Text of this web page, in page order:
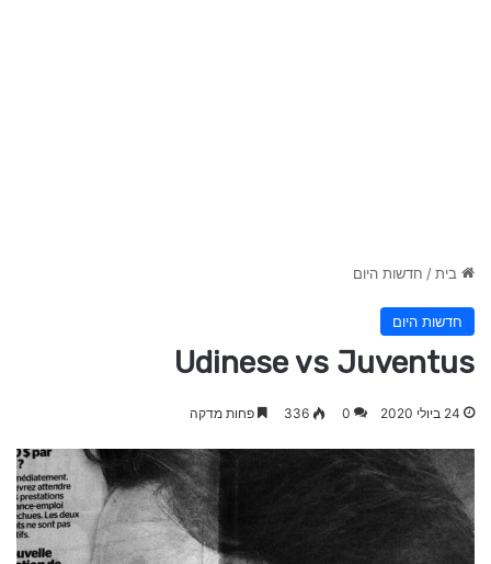
בית/ חדשות היום
חדשות היום
Udinese vs Juventus
24 ביולי 2020 0
336 פחות מדקה